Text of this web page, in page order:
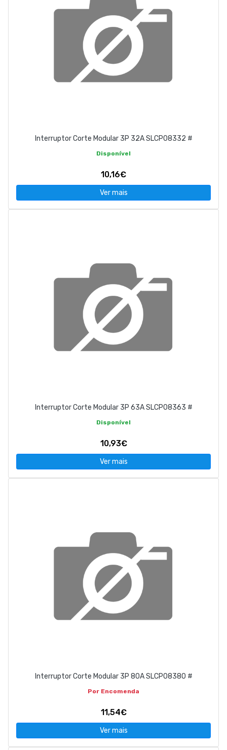
Interruptor Corte Modular 3P 32A SLCP08332 #
Disponível
10,16€
Ver mais
Interruptor Corte Modular 3P 63A SLCP08363 #
Disponível
10,93€
Ver mais
Interruptor Corte Modular 3P 80A SLCP08380 #
Por Encomenda
11,54€
Ver mais